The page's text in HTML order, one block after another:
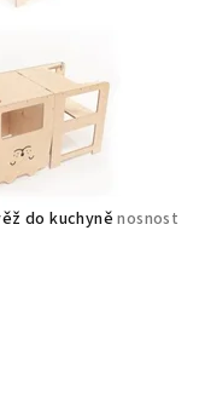
do kuchyněnosnost